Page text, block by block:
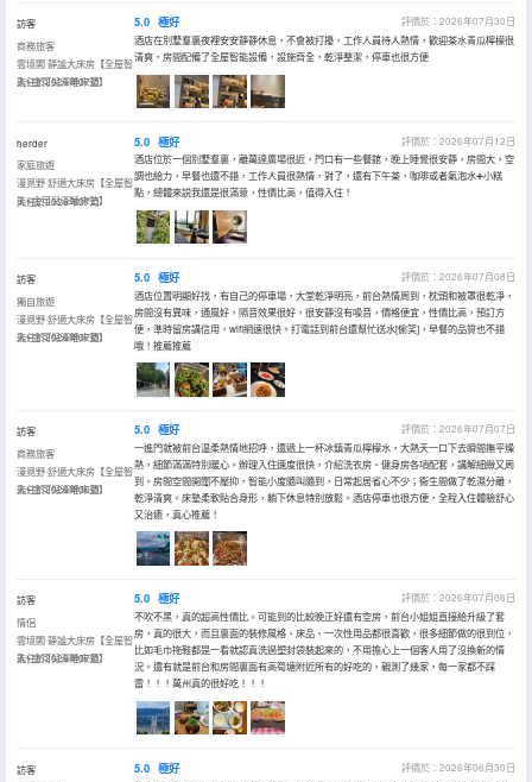
訪客
商務旅客
雲境閣·靜謐大床房【全屋智
能+金可兒深睡床墊】
入住於2026年07月
5.0 極好
評價於：2026年07月30日
酒店在別墅羣裏夜裡安安靜靜休息，不會被打擾，工作人員待人熱情，歡迎茶水青瓜檸檬很
清爽，房間配備了全屋智能設備，設施齊全，乾淨整潔，停車也很方便
herder
家庭旅遊
漫覓野·舒適大床房【全屋智
能+金可兒深睡床墊】
入住於2026年07月
5.0 極好
評價於：2026年07月12日
酒店位於一個別墅羣裏，離萬達廣場很近，門口有一些餐館，晚上睡覺很安靜，房間大，空
調也給力，早餐也還不錯，工作人員很熱情，對了，還有下午茶，咖啡或者氣泡水➕小糕
點，總體來説我還是很滿意，性價比高，值得入住！
訪客
獨自旅遊
漫覓野·舒適大床房【全屋智
能+金可兒深睡床墊】
入住於2026年07月
5.0 極好
評價於：2026年07月08日
酒店位置明顯好找，有自己的停車場，大堂乾淨明亮，前台熱情周到，枕頭和被罩很乾凈，
房間沒有異味，通風好，隔音效果很好，很安靜沒有噪音，價格便宜，性價比高，預訂方
便，準時留房講信用，wifi網速很快。打電話到前台還幫忙送水[偷笑]，早餐的品質也不錯
哦！推薦推薦
訪客
商務旅客
漫覓野·舒適大床房【全屋智
能+金可兒深睡床墊】
入住於2026年06月
5.0 極好
評價於：2026年07月07日
一進門就被前台温柔熱情地招呼，還遞上一杯冰鎮青瓜檸檬水，大熱天一口下去瞬間撫平燥
熱，細節滿滿特別暖心。辦理入住速度很快，介紹洗衣房、健身房各項配套，講解細緻又周
到。房間空間開闊不壓抑，智能小度隨叫隨到，日常起居省心不少；衞生間做了乾濕分離，
乾淨清爽。床墊柔軟貼合身形，躺下休息特別放鬆。酒店停車也很方便，全程入住體驗舒心
又治癒，真心推薦！
訪客
情侶
雲境閣·靜謐大床房【全屋智
能+金可兒深睡床墊】
入住於2026年07月
5.0 極好
評價於：2026年07月06日
不吹不黑，真的超高性價比。可能到的比較晚正好還有空房，前台小姐姐直接給升級了套
房，真的很大，而且裏面的裝修風格、床品、一次性用品都很喜歡，很多細節做的很到位，
比如毛巾拖鞋都是一看就認真洗過塑封袋裝起來的，不用擔心上一個客人用了沒換新的情
況。還有就是前台和房間裏面有高筍塘附近所有的好吃的，親測了幾家，每一家都不踩
雷！！！萬州真的很好吃！！！
訪客
5.0 極好
評價於：2026年06月30日